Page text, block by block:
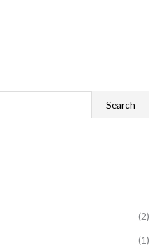
Search
(2)
(1)